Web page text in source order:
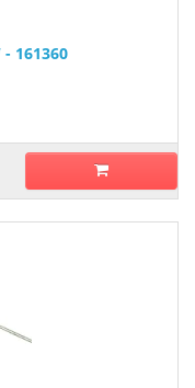
- 161360